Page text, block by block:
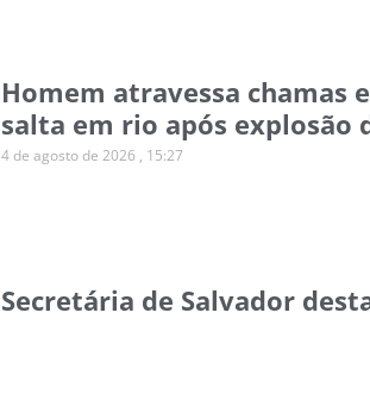
Homem atravessa chamas
salta em rio após explosão
4 de agosto de 2026 15:27
Secretária de Salvador